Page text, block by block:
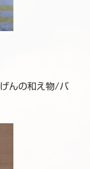
んの和え物/バ